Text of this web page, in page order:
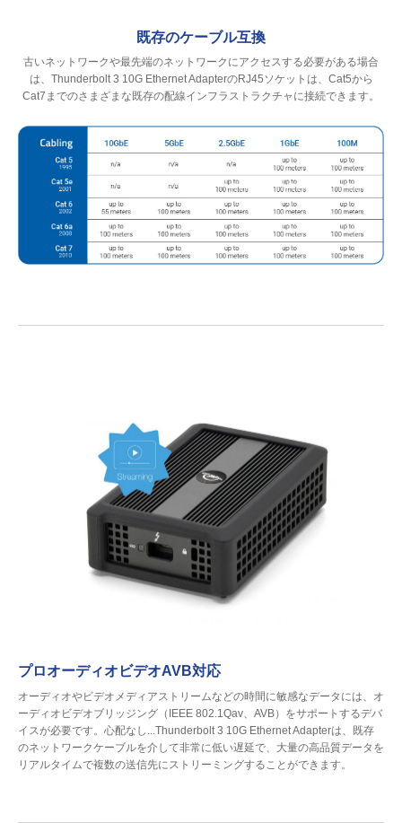
既存のケーブル互換
古いネットワークや最先端のネットワークにアクセスする必要がある場合
は、Thunderbolt 3 10G Ethernet AdapterのRJ45ソケットは、Cat5から
Cat7までのさまざまな既存の配線インフラストラクチャに接続できます。
プロオーディオビデオAVB対応
オーディオやビデオメディアストリームなどの時間に敏感なデータには、オ
ーディオビデオブリッジング（IEEE 802.1Qav、AVB）をサポートするデバ
イスが必要です。心配なし...Thunderbolt 3 10G Ethernet Adapterは、既存
のネットワークケーブルを介して非常に低い遅延で、大量の高品質データを
リアルタイムで複数の送信先にストリーミングすることができます。